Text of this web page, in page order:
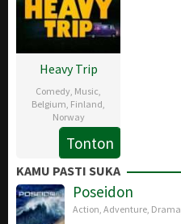
Heavy Trip
Comedy Music
Belgium Finland
Norway
9
Mar
2018
Iiris
Orasmaa
Tonton
KAMU PASTI SUKA
Poseidon
Action Adventure Drama